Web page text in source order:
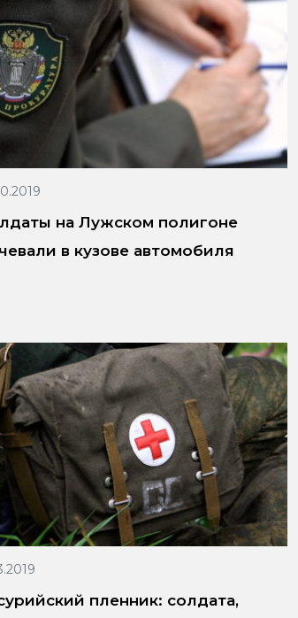
на Лужском полигоне
в кузове автомобиля
пленник: солдата,